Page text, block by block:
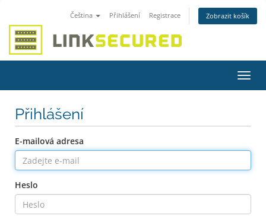
Čeština Přihlášení Registrace Zobrazit košík
Přihlášení
E-mailová adresa
Heslo